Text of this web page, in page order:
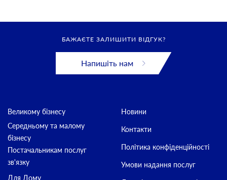
БАЖАЄТЕ ЗАЛИШИТИ ВІДГУК?
Напишіть нам
Великому бізнесу
Середньому та малому
бізнесу
Постачальникам послуг
зв'язку
Для Дому
Новини
Контакти
Політика конфіденційності
Умови надання послуг